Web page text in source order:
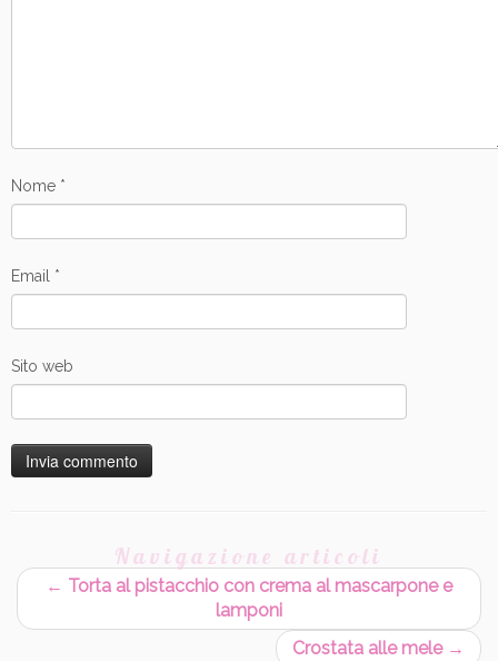
Nome *
Email *
Sito web
Navigazione articoli
← Torta al pistacchio con crema al mascarpone e
lamponi
Crostata alle mele →